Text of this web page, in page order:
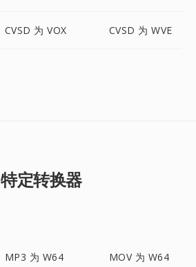
CVSD 为 VOX CVSD 为 WVE
特定转换器
MP3 为 W64 MOV 为 W64